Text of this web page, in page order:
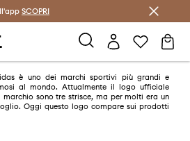
con Answear Club >
SCOPRI
è uno dei marchi sportivi più grandi e
al mondo. Attualmente il logo ufficiale
marchio sono tre strisce, ma per molti era un
Oggi questo logo compare sui prodotti